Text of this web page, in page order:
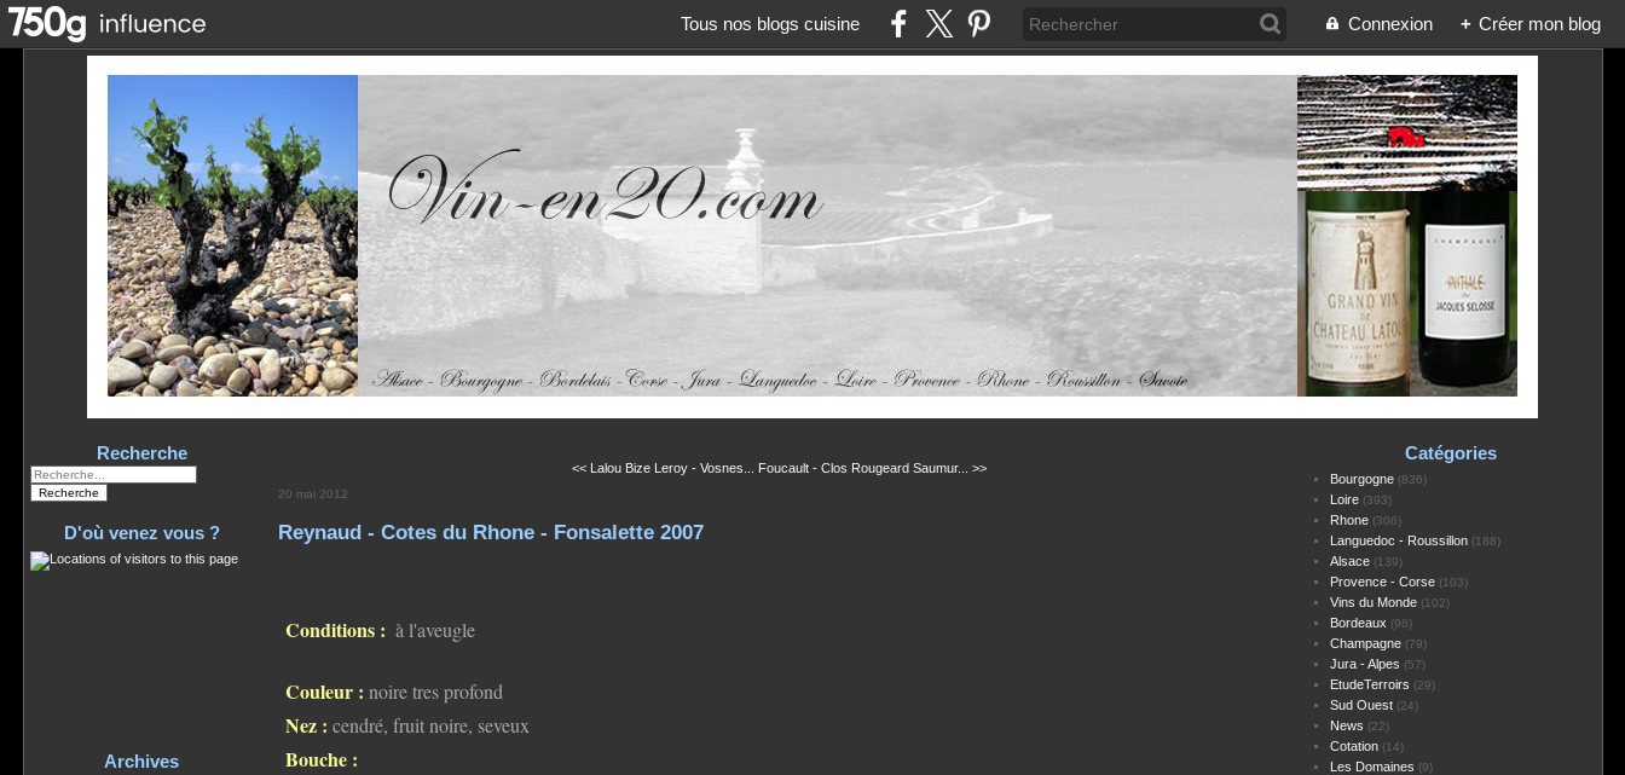
Tous nos blogs cuisine Connexion + Créer mon blog
Recherche
D'où venez vous ?
Archives
<< Lalou Bize Leroy - Vosnes... Foucault - Clos Rougeard Saumur... >>
20 mai 2012
Reynaud - Cotes du Rhone - Fonsalette 2007
Conditions : à l'aveugle
Couleur : noire tres profond
Nez : cendré, fruit noire, seveux
Bouche :
Catégories
Bourgogne(836)
Loire(393)
Rhone(306)
Languedoc - Roussillon(188)
Alsace(139)
Provence - Corse(103)
Vins du Monde(102)
Bordeaux (96)
Champagne(79)
Jura - Alpes (57)
EtudeTerroirs (29)
Sud Ouest(24)
News (22)
Cotation(14)
Les Domaines (9)